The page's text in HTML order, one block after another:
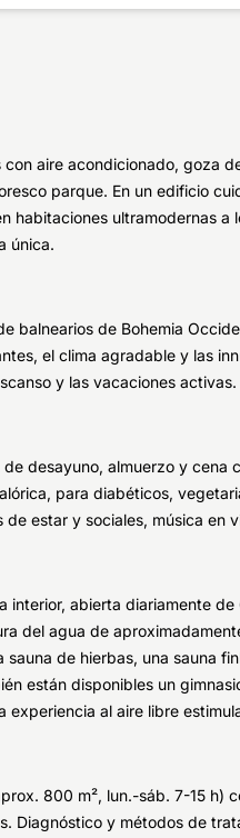
aire acondicionado, goza
parque. En un edificio
habitaciones ultramodernas a
única.
balnearios de Bohemia
el clima agradable y las
y las vacaciones activas.
desayuno, almuerzo y cena
para diabéticos,
estar y sociales, música en
interior, abierta diariamente
del agua de
de hierbas, una sauna
están disponibles un
al aire libre
800 m², lun.-sáb. 7-15 h)
Diagnóstico y métodos de